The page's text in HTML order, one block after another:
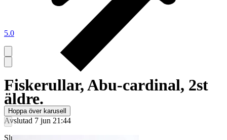
5.0
Fiskerullar, Abu-cardinal, 2st
äldre.
Avslutad 7 jun 21:44
Slutpris
Hoppa över karusell